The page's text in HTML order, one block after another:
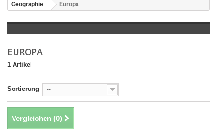
Geographie
Europa
EUROPA
1 Artikel
Sortierung --
Vergleichen (0)